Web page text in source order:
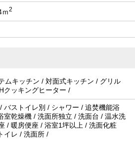
2
ムキッチン / 対面式キッチン / グリル
クッキングヒーター /
バストイレ別 / シャワー / 追焚機能浴
室乾燥機 / 洗面所独立 / 洗面台 / 温水洗
/ 暖房便座 / 浴室1坪以上 / 洗面化粧
イレ / 洗面所 /